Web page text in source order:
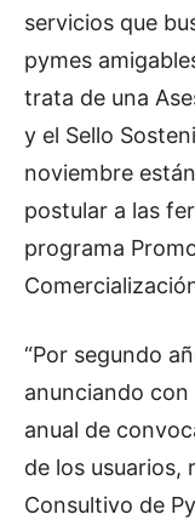
servicios que
pymes
trata de una
y el Sello
noviembre
postular a las
programa
“Por segundo
anunciando
anual de
de los usuarios,
Consultivo de